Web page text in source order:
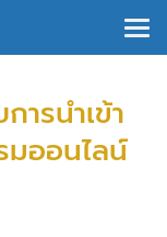
ารนำเข้า
ออนไลน์
×